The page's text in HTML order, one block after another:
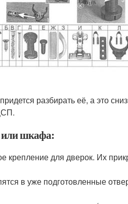
разбирать её, а это
или шкафа:
крепление для дверок. Их
в уже подготовленные